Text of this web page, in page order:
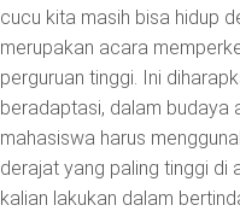
cucu kita masih bisa hidup
merupakan acara
perguruan tinggi. Ini
beradaptasi, dalam budaya
mahasiswa harus
derajat yang paling tinggi di
kalian lakukan dalam